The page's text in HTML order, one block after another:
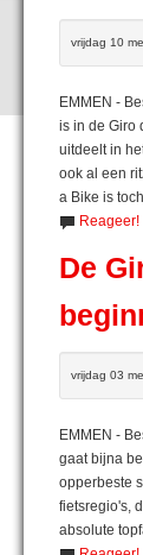
vrijdag 10
EMMEN -
is in de Giro
uitdeelt in
ook al een
a Bike is
Reageer!
De
vrijdag 03
EMMEN -
gaat bijna
opperbeste
fietsregio's,
absolute